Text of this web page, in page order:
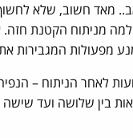
מאד חשוב, שלא
מניתוח הקטנת
מפעולות המגבירות
לאחר הניתוח –
בין שלושה ועד